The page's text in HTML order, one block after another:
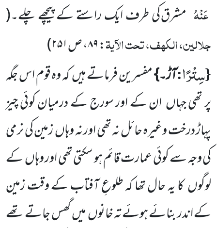
عَنْہُ مشرق کی طرف ایک راستے کے پیچھے چلے۔(
جلالین، الکہف، تحت الآیۃ: ۸۹، ص۲۵۱ )
{سِتْرًا:آڑ۔}مفسرین فرماتے ہیںکہ وہ قوم اس جگہ
پر تھی جہاںان کے اور سورج کے درمیان کوئی چیز
پہاڑ درختوغیرہ حائل نہ تھی اور نہ وہاںزمین کی نرمی
کی وجہ سے کوئی عمارت قائم ہو سکتی تھی اور وہاںکے
لوگوںکا یہ حال تھا کہ طلوعِ آفتابکے وقت زمین
کے اندر بنائے ہوئے تہ خانوںمیںگھس جاتے تھے